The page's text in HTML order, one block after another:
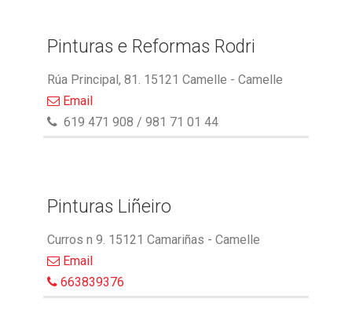
Pinturas e Reformas Rodri
Rúa Principal, 81. 15121 Camelle - Camelle
Email
619 471 908 / 981 71 01 44
Pinturas Liñeiro
Curros n 9. 15121 Camariñas - Camelle
Email
663839376